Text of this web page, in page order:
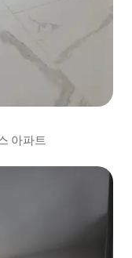
아파트